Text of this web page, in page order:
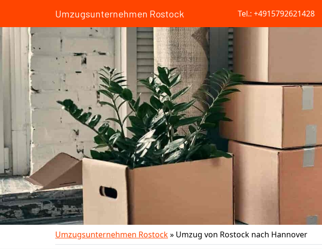
Umzugsunternehmen Rostock Tel.: +4915792621428
Umzugsunternehmen Rostock» Umzug von Rostock nach Hannover